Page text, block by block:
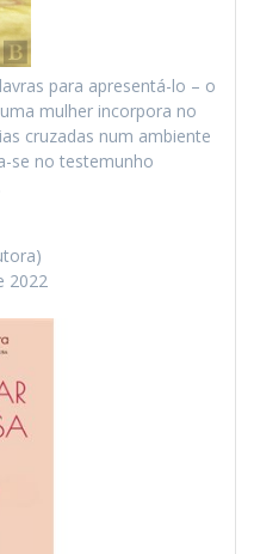
para apresentá-lo – o
mulher incorpora no
cruzadas num ambiente
se no testemunho
2022